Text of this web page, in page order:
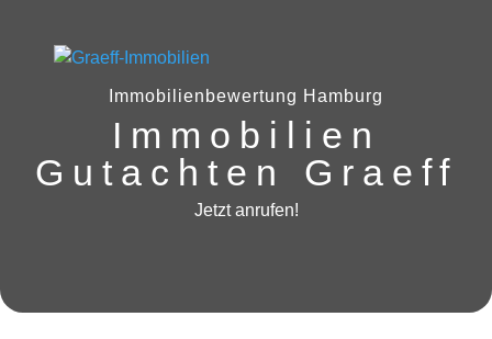
Immobilienbewertung Hamburg
Immobilien
Gutachten Graeff
Jetzt anrufen!